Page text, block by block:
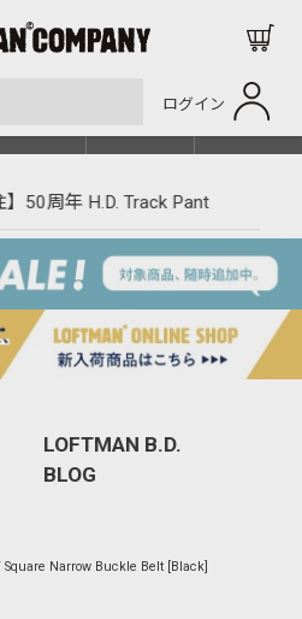
ログイン
SHOP LIST
】50周年 H.D. Track Pant
LOFTMAN B.D.
BLOG
Square Narrow Buckle Belt [Black]